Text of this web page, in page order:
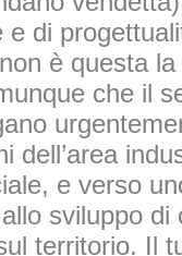
e di
è questa
che il
dell’area
e verso
sviluppo di
territorio. Il